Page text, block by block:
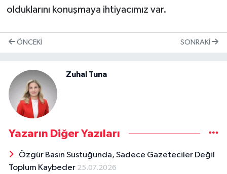
olduklarını konuşmaya ihtiyacımız var.
ÖNCEKI SONRAKI
Zuhal Tuna
Yazarın Diğer Yazıları
Özgür Basın Sustuğunda, Sadece Gazeteciler Değil
Toplum Kaybeder 25.07.2026